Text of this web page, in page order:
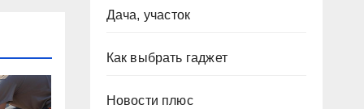
Дача, участок
Как выбрать гаджет
Новости плюс